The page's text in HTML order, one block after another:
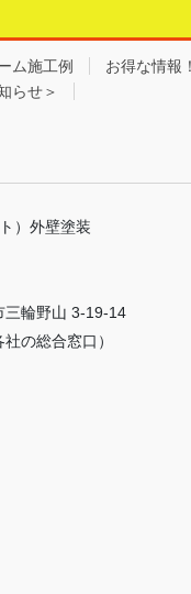
ム施工例 お得な情報！
らせ＞
）外壁塗装
三輪野山 3-19-14
社の総合窓口）